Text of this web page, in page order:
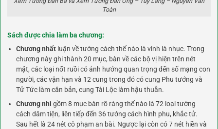
Toàn
Sách được chia làm ba chương:
Chương nhất luận về tướng cách thế nào là vinh là nhục. Trong
chương này ghi thành 20 mục, bàn về các bộ vị hiện trên nét
mặt, các loại nốt ruồi có ảnh hưởng quan trọng đến số mạng con
người, các vận hạn và 12 cung trong đó có cung Phu tướng và
Tử Tức làm căn bản, cung Tài Lộc làm hậu thuẫn.
Chương nhì gồm 8 mục bàn rõ ràng thế nào là 72 loại tướng
cách dâm tiện, liên tiếp đến 36 tướng cách hình phu, khắc tử.
Sau hết là 24 nét cô phạm an bài. Ngược lại còn có 7 nét hiền và